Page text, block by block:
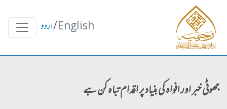
English
/اردو
جھوٹی خبر اور افواہ کی بنیاد پر اقدام تباہ کن ہے